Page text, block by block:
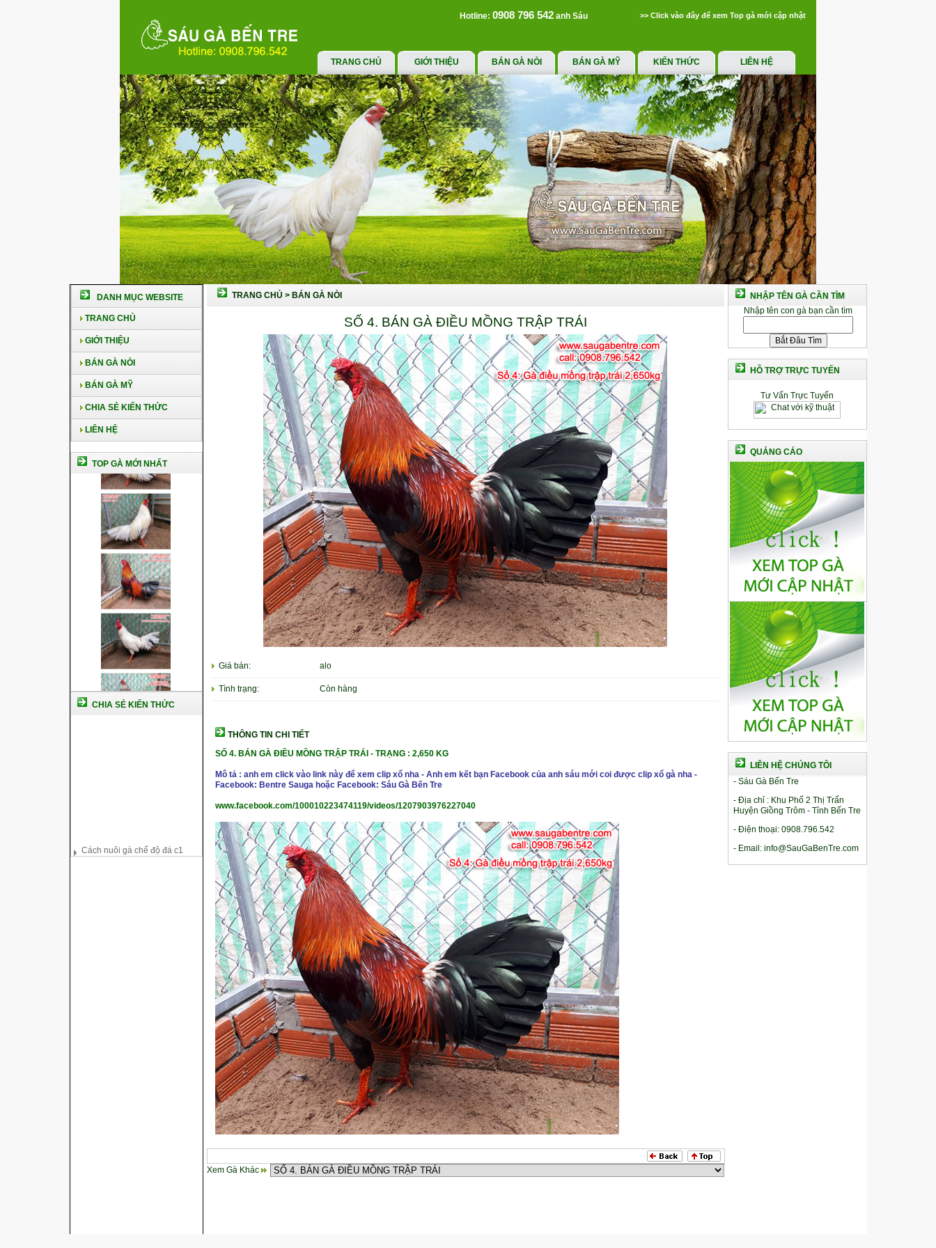
Hotline: 0908 796 542 anh Sáu >> Click vào đây để xem Top gà mới cập nhật
TRANG CHỦ GIỚI THIỆU BÁN GÀ NÒI BÁN GÀ MỸ KIẾN THỨC LIÊN HỆ
DANH MỤC WEBSITE
TRANG CHỦ
GIỚI THIỆU
BÁN GÀ NÒI
BÁN GÀ MỸ
CHIA SẺ KIẾN THỨC
LIÊN HỆ
TOP GÀ MỚI NHẤT
CHIA SẺ KIẾN THỨC
Cách nuôi gà đông tảo thuần
TRANG CHỦ > BÁN GÀ NÒI
SỐ 4. BÁN GÀ ĐIỀU MỒNG TRẬP TRÁI
Giá bán: alo
Tình trạng: Còn hàng
THÔNG TIN CHI TIẾT
SỐ 4. BÁN GÀ ĐIỀU MỒNG TRẬP TRÁI - TRẠNG : 2,650 KG
Mô tả : anh em click vào link này để xem clip xổ nha - Anh em kết bạn Facebook của anh sáu mới coi được clip xổ gà nha -
Facebook: Bentre Sauga hoặc Facebook: Sáu Gà Bến Tre
www.facebook.com/100010223474119/videos/1207903976227040
Xem Gà Khác
NHẬP TÊN GÀ CẦN TÌM
Nhập tên con gà bạn cần tìm
HỖ TRỢ TRỰC TUYẾN
Tư Vấn Trực Tuyến
QUẢNG CÁO
LIÊN HỆ CHÚNG TÔI
- Sáu Gà Bến Tre
- Địa chỉ : Khu Phố 2 Thị Trấn
Huyện Giồng Trôm - Tỉnh Bến Tre
- Điện thoại: 0908.796.542
- Email: info@SauGaBenTre.com